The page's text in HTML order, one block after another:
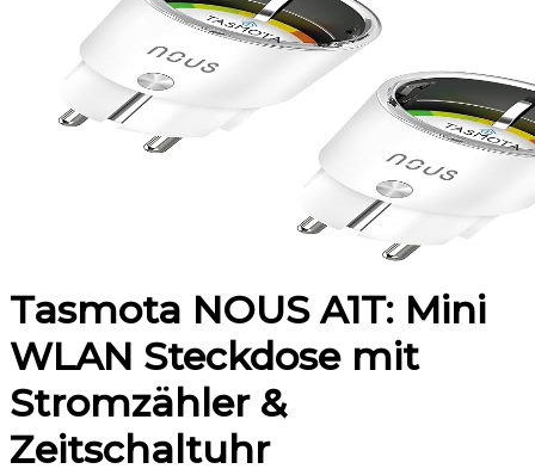
Tasmota NOUS A1T: Mini
WLAN Steckdose mit
Stromzähler &
Zeitschaltuhr